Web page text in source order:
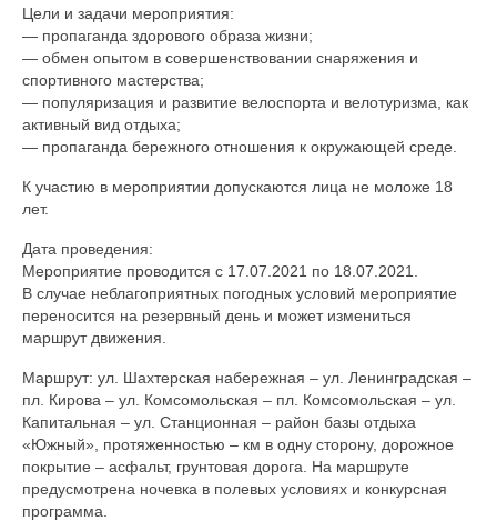
Задать вопрос
Цели и задачи мероприятия:
— пропаганда здорового образа жизни;
— обмен опытом в совершенствовании снаряжения и
спортивного мастерства;
— популяризация и развитие велоспорта и велотуризма, как
активный вид отдыха;
— пропаганда бережного отношения к окружающей среде.
К участию в мероприятии допускаются лица не моложе 18
лет.
Дата проведения:
Мероприятие проводится с 17.07.2021 по 18.07.2021.
В случае неблагоприятных погодных условий мероприятие
переносится на резервный день и может измениться
маршрут движения.
Маршрут: ул. Шахтерская набережная – ул. Ленинградская –
пл. Кирова – ул. Комсомольская – пл. Комсомольская – ул.
Капитальная – ул. Станционная – район базы отдыха
«Южный», протяженностью – км в одну сторону, дорожное
покрытие – асфальт, грунтовая дорога. На маршруте
предусмотрена ночевка в полевых условиях и конкурсная
программа.